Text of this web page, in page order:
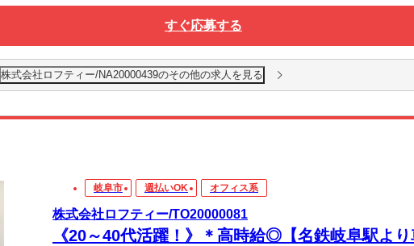
すぐ応募する
株式会社ロフティー/NA20000439のその他の求人を見る
岐阜市 週払いOK オフィス系
株式会社ロフティー/TO20000081
《20～40代活躍！》＊高時給◎【名鉄岐阜駅よ